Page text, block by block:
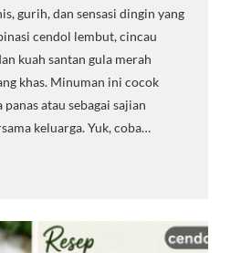
gurih, dan sensasi dingin yang
cendol lembut, cincau
kuah santan gula merah
khas. Minuman ini cocok
atau sebagai sajian
keluarga. Yuk, coba…